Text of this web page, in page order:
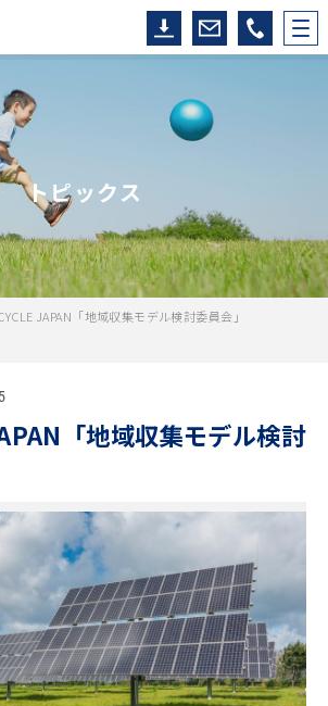
トピックス
JAPAN「地域収集モデル検討委員会」
「地域収集モデル検討